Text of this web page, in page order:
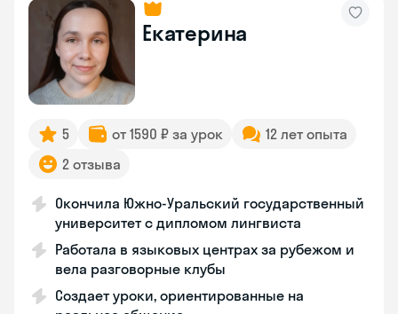
Екатерина
5 от 1590 ₽ за урок
12 лет опыта
2 отзыва
Окончила Южно-Уральский государственный
университет с дипломом лингвиста
Работала в языковых центрах за рубежом и
вела разговорные клубы
Создает уроки, ориентированные на